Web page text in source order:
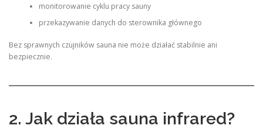
monitorowanie cyklu pracy sauny
przekazywanie danych do sterownika głównego
Bez sprawnych czujników sauna nie może działać stabilnie ani
bezpiecznie.
2. Jak działa sauna infrared?